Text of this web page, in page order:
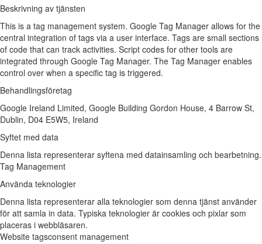
Beskrivning av tjänsten
This is a tag management system. Google Tag Manager allows for the
central integration of tags via a user interface. Tags are small sections
of code that can track activities. Script codes for other tools are
integrated through Google Tag Manager. The Tag Manager enables
control over when a specific tag is triggered.
Behandlingsföretag
Google Ireland Limited, Google Building Gordon House, 4 Barrow St,
Dublin, D04 E5W5, Ireland
Syftet med data
Denna lista representerar syftena med datainsamling och bearbetning.
Tag Management
Använda teknologier
Denna lista representerar alla teknologier som denna tjänst använder
för att samla in data. Typiska teknologier är cookies och pixlar som
placeras i webbläsaren.
Website tagsconsent management